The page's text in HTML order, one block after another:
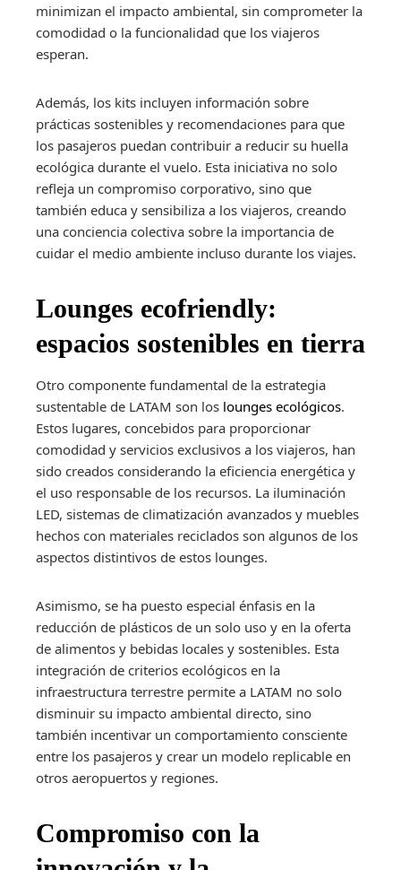
minimizan el impacto ambiental, sin comprometer la
comodidad o la funcionalidad que los viajeros
esperan.
Además, los kits incluyen información sobre
prácticas sostenibles y recomendaciones para que
los pasajeros puedan contribuir a reducir su huella
ecológica durante el vuelo. Esta iniciativa no solo
refleja un compromiso corporativo, sino que
también educa y sensibiliza a los viajeros, creando
una conciencia colectiva sobre la importancia de
cuidar el medio ambiente incluso durante los viajes.
Lounges ecofriendly:
espacios sostenibles en tierra
Otro componente fundamental de la estrategia
sustentable de LATAM son los lounges ecológicos.
Estos lugares, concebidos para proporcionar
comodidad y servicios exclusivos a los viajeros, han
sido creados considerando la eficiencia energética y
el uso responsable de los recursos. La iluminación
LED, sistemas de climatización avanzados y muebles
hechos con materiales reciclados son algunos de los
aspectos distintivos de estos lounges.
Asimismo, se ha puesto especial énfasis en la
reducción de plásticos de un solo uso y en la oferta
de alimentos y bebidas locales y sostenibles. Esta
integración de criterios ecológicos en la
infraestructura terrestre permite a LATAM no solo
disminuir su impacto ambiental directo, sino
también incentivar un comportamiento consciente
entre los pasajeros y crear un modelo replicable en
otros aeropuertos y regiones.
Compromiso con la